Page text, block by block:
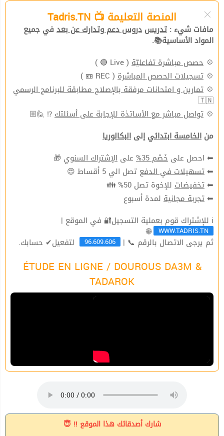
المنصة التعليمة 📺 Tadris.TN
مافات شيء : تدريس دروس دعم وتدارك عن بعد في جميع
المواد الأساسية📚.
💠 حصص مباشرة تفاعليّة ( Live 🔴 )
💠 تسجيلات الحصص المباشرة ( REC 📼 )
💠 تمارين و امتحانات مرفقة بالإصلاح مطابقة للبرنامج الرسمي
🇹🇳
💠 تواصل مباشر مع الأساتذة للإجابة على أسئلتك⁉ 🙋🏼
من الخامسة ابتدائي إلى البكالوريا
⬅ احصل على خَصْم 35% على الإشتراك السنوي 🎁
⬅تسهيلات في الدفع تصل الي 5 أقساط 😍
⬅تخفيضات للإخوة تصل 50% 👪
⬅تجربة مجانية لمدة أسبوع
ℹ للإشتراك قوم بعملية التسجيل🔐 في الموقع |
WWW.TADRIS.TN
🌐
ثم يرجى الاتصال بالرقم 📞 | 96.609.606 لتفعيل✔ حسابك.
ÉTUDE EN LIGNE / DOUROUS DA3M &
TADAROK
شارك أصدقائك هذا الموقع ‼ 😇